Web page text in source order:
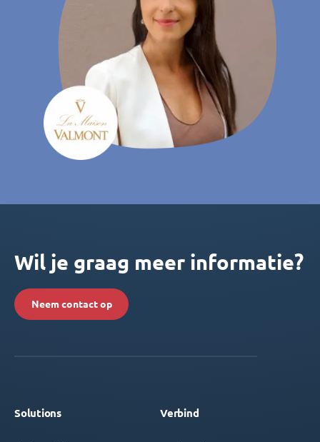
Wil je graag meer informatie?
Neem contact op
Solutions Verbind